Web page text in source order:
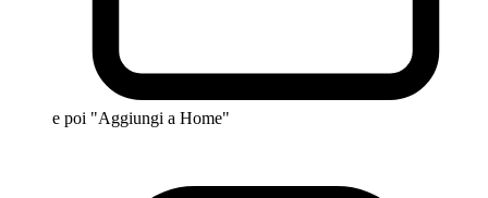
e poi "Aggiungi a Home"